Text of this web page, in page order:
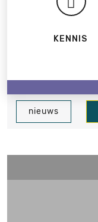
KENNIS
nieuws